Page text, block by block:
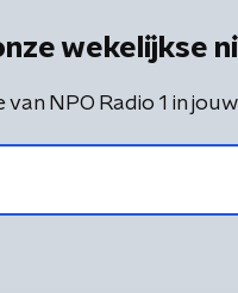
wekelijkse
NPO Radio 1 in